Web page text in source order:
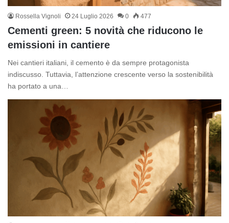
Rossella Vignoli 24 Luglio 2026 0 477
Cementi green: 5 novità che riducono le
emissioni in cantiere
Nei cantieri italiani, il cemento è da sempre protagonista
indiscusso. Tuttavia, l’attenzione crescente verso la sostenibilità
ha portato a una…